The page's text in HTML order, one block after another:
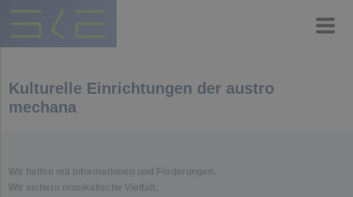
Kulturelle Einrichtungen der austro
mechana
Wir helfen mit Informationen und Förderungen.
Wir sichern musikalische Vielfalt.